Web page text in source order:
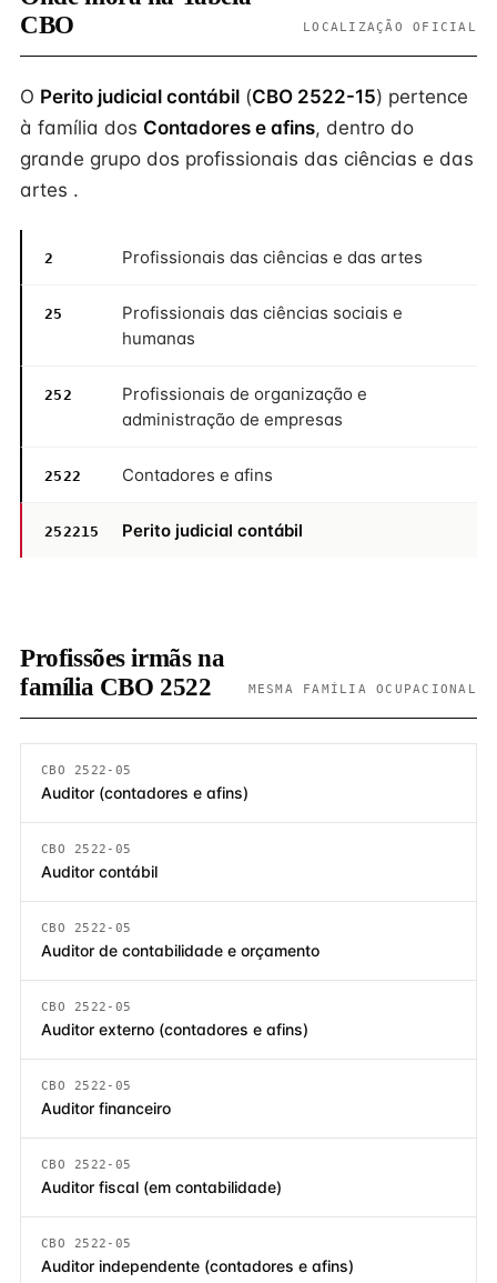
CBO
LOCALIZAÇÃO OFICIAL
O Perito judicial contábil (CBO 2522-15) pertence
à família dos Contadores e afins, dentro do
grande grupo dos profissionais das ciências e das
artes .
2 Profissionais das ciências e das artes
25
Profissionais das ciências sociais e
humanas
252
Profissionais de organização e
administração de empresas
2522 Contadores e afins
252215 Perito judicial contábil
Profissões irmãs na
família CBO 2522
MESMA FAMÍLIA OCUPACIONAL
CBO 2522-05
Auditor (contadores e afins)
CBO 2522-05
Auditor contábil
CBO 2522-05
Auditor de contabilidade e orçamento
CBO 2522-05
Auditor externo (contadores e afins)
CBO 2522-05
Auditor financeiro
CBO 2522-05
Auditor fiscal (em contabilidade)
CBO 2522-05
Auditor independente (contadores e afins)